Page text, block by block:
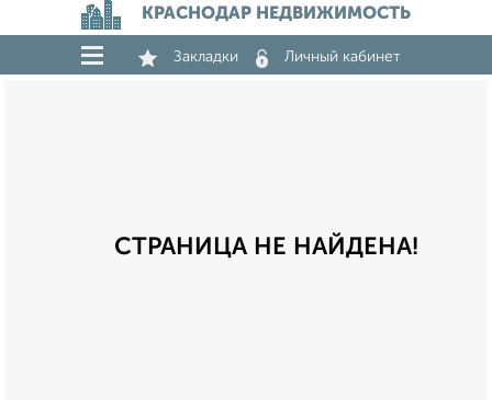
КРАСНОДАР НЕДВИЖИМОСТЬ
Закладки Личный кабинет
СТРАНИЦА НЕ НАЙДЕНА!